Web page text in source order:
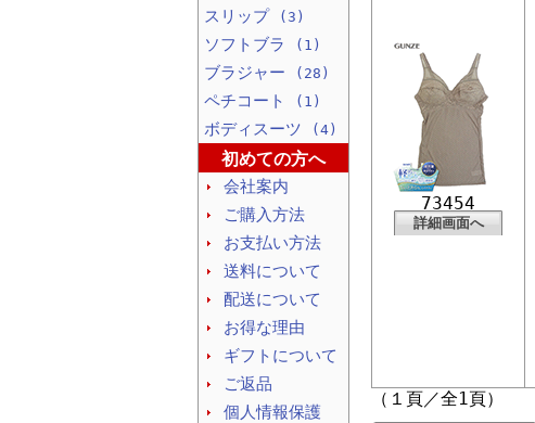
73454
詳細画面へ
（１頁／全1頁）
スリップ (3)
ソフトブラ (1)
ブラジャー (28)
ペチコート (1)
ボディスーツ (4)
初めての方へ
会社案内
ご購入方法
お支払い方法
送料について
配送について
お得な理由
ギフトについて
ご返品
個人情報保護